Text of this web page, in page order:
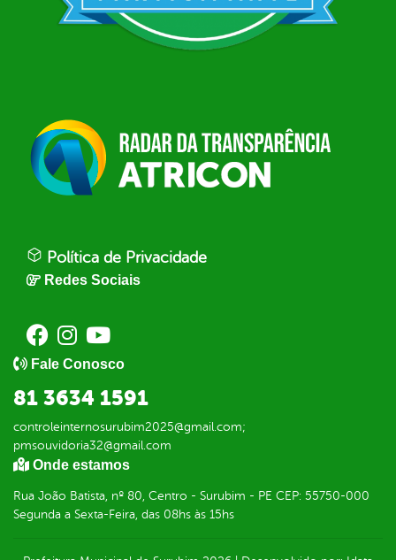
Política de Privacidade
Redes Sociais
Fale Conosco
81 3634 1591
controleinternosurubim2025@gmail.com;
pmsouvidoria32@gmail.com
Onde estamos
Rua João Batista, nº 80, Centro - Surubim - PE CEP: 55750-000
Segunda a Sexta-Feira, das 08hs às 15hs